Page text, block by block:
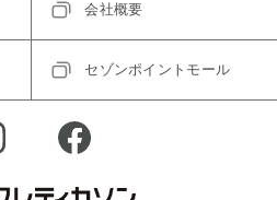
会社概要
セゾンポイントモール